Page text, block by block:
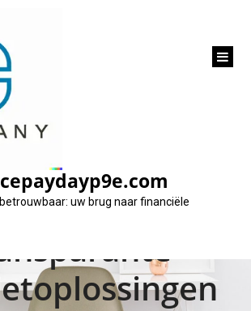
uw brug naar financiële
lenen bij
en